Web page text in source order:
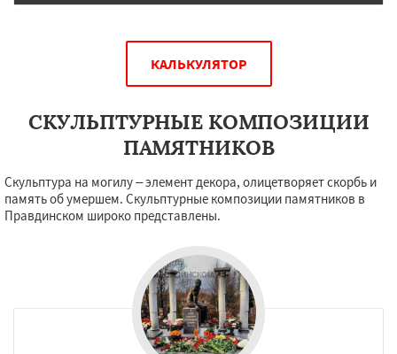
КАЛЬКУЛЯТОР
СКУЛЬПТУРНЫЕ КОМПОЗИЦИИ
ПАМЯТНИКОВ
Скульптура на могилу – элемент декора, олицетворяет скорбь и
память об умершем. Скульптурные композиции памятников в
Правдинском широко представлены.